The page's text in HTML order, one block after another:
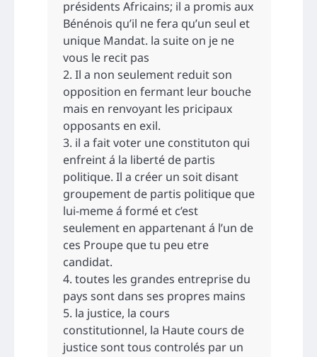
présidents Africains; il a promis aux
Bénénois qu’il ne fera qu’un seul et
unique Mandat. la suite on je ne
vous le recit pas
2. Il a non seulement reduit son
opposition en fermant leur bouche
mais en renvoyant les pricipaux
opposants en exil.
3. il a fait voter une constituton qui
enfreint á la liberté de partis
politique. Il a créer un soit disant
groupement de partis politique que
lui-meme á formé et c’est
seulement en appartenant á l’un de
ces Proupe que tu peu etre
candidat.
4. toutes les grandes entreprise du
pays sont dans ses propres mains
5. la justice, la cours
constitutionnel, la Haute cours de
justice sont tous controlés par un